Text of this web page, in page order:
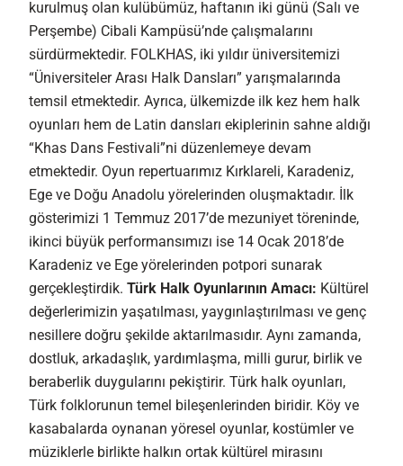
kurulmuş olan kulübümüz, haftanın iki günü (Salı ve
Perşembe) Cibali Kampüsü’nde çalışmalarını
sürdürmektedir. FOLKHAS, iki yıldır üniversitemizi
“Üniversiteler Arası Halk Dansları” yarışmalarında
temsil etmektedir. Ayrıca, ülkemizde ilk kez hem halk
oyunları hem de Latin dansları ekiplerinin sahne aldığı
“Khas Dans Festivali”ni düzenlemeye devam
etmektedir. Oyun repertuarımız Kırklareli, Karadeniz,
Ege ve Doğu Anadolu yörelerinden oluşmaktadır. İlk
gösterimizi 1 Temmuz 2017’de mezuniyet töreninde,
ikinci büyük performansımızı ise 14 Ocak 2018’de
Karadeniz ve Ege yörelerinden potpori sunarak
gerçekleştirdik. Türk Halk Oyunlarının Amacı: Kültürel
değerlerimizin yaşatılması, yaygınlaştırılması ve genç
nesillere doğru şekilde aktarılmasıdır. Aynı zamanda,
dostluk, arkadaşlık, yardımlaşma, milli gurur, birlik ve
beraberlik duygularını pekiştirir. Türk halk oyunları,
Türk folklorunun temel bileşenlerinden biridir. Köy ve
kasabalarda oynanan yöresel oyunlar, kostümler ve
müziklerle birlikte halkın ortak kültürel mirasını